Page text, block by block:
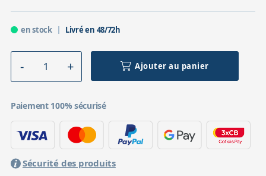
en stock Livré en 48/72h
Ajouter au panier
Paiement 100% sécurisé
Sécurité des produits